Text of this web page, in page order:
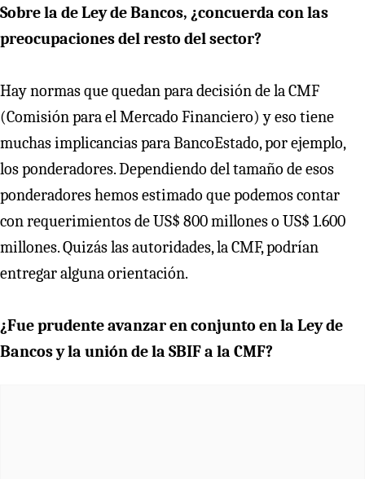
Sobre la de Ley de Bancos, ¿concuerda con las
preocupaciones del resto del sector?
Hay normas que quedan para decisión de la CMF
(Comisión para el Mercado Financiero) y eso tiene
muchas implicancias para BancoEstado, por ejemplo,
los ponderadores. Dependiendo del tamaño de esos
ponderadores hemos estimado que podemos contar
con requerimientos de US$ 800 millones o US$ 1.600
millones. Quizás las autoridades, la CMF, podrían
entregar alguna orientación.
¿Fue prudente avanzar en conjunto en la Ley de
Bancos y la unión de la SBIF a la CMF?